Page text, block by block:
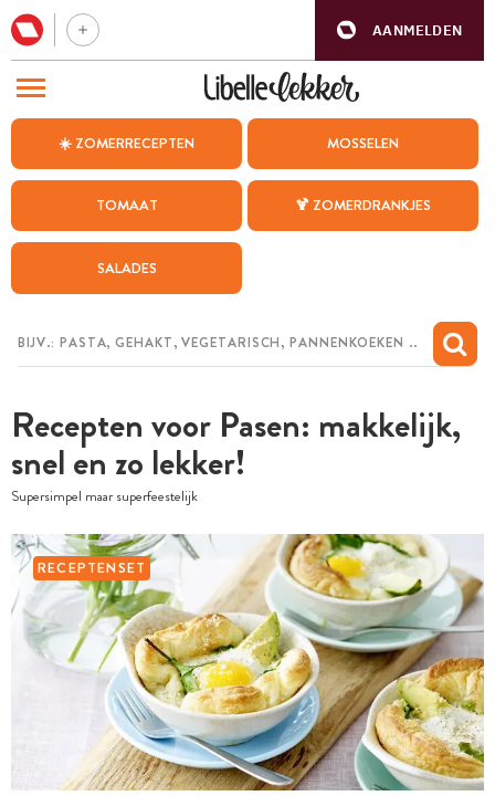
AANMELDEN
☀️ ZOMERRECEPTEN MOSSELEN
TOMAAT 🍹 ZOMERDRANKJES
SALADES
Recepten voor Pasen: makkelijk,
snel en zo lekker!
Supersimpel maar superfeestelijk
RECEPTENSET
BEZOEK ONZE ANDERE WEBSITES
WEEKMENU
CHAT MET MAIA
MIJN BEWAARDE RECEPTEN